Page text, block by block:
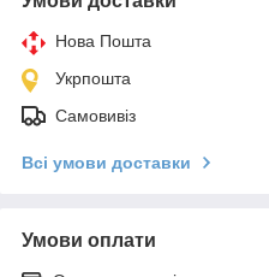
Нова Пошта
Укрпошта
Самовивіз
Всі умови доставки
Умови оплати